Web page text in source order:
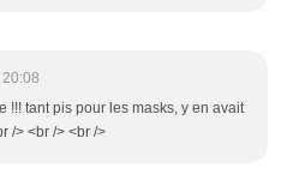
!!! tant pis pour les masks, y en avait
/> <br /> <br />